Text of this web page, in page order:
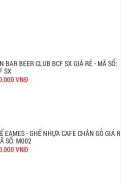
EAMES - GHẾ NHỰA CAFE CHÂN GỖ GIÁ RẺ
SỐ: M002
VNĐ
XẾP GẤP GIÁ RẺ - MÃ SỐ: X001
VNĐ